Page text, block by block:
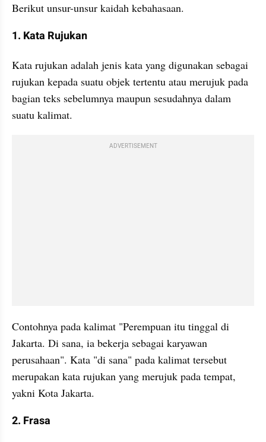
Berikut unsur-unsur kaidah kebahasaan.
1. Kata Rujukan
Kata rujukan adalah jenis kata yang digunakan sebagai
rujukan kepada suatu objek tertentu atau merujuk pada
bagian teks sebelumnya maupun sesudahnya dalam
suatu kalimat.
ADVERTISEMENT
Contohnya pada kalimat "Perempuan itu tinggal di
Jakarta. Di sana, ia bekerja sebagai karyawan
perusahaan". Kata "di sana" pada kalimat tersebut
merupakan kata rujukan yang merujuk pada tempat,
yakni Kota Jakarta.
2. Frasa